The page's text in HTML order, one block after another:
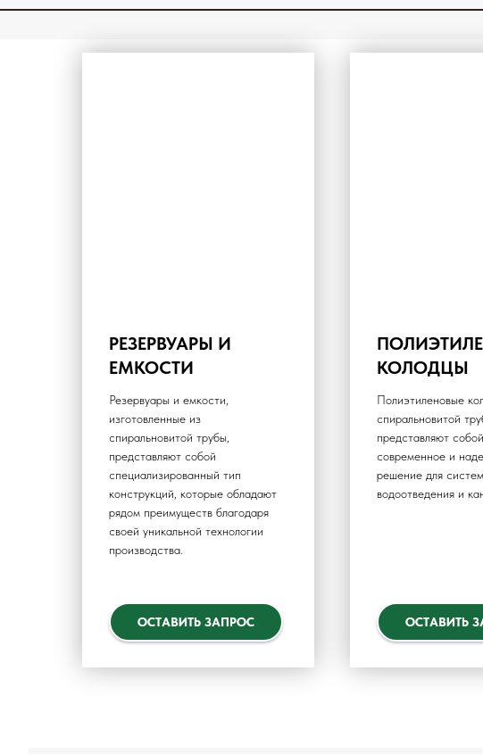
РЕЗЕРВУАРЫ И
ЕМКОСТИ
Резервуары и емкости,
изготовленные из
спиральновитой трубы,
представляют собой
специализированный тип
конструкций, которые обладают
рядом преимуществ благодаря
своей уникальной технологии
производства.
ОСТАВИТЬ ЗАПРОС
КОЛОДЦЫ
Полиэтиленовые
спиральновитой
представляют собой
современное и
решение для систем
водоотведения и
ОСТАВИТЬ